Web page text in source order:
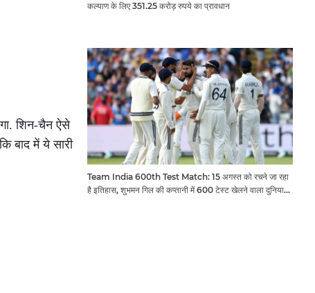
शिन-चैन ऐसे
बाद में ये सारी
कल्याण के लिए 351.25 करोड़ रुपये का प्रावधान
Team India 600th Test Match: 15 अगस्त को रचने जा रहा
है इतिहास, शुभमन गिल की कप्तानी में 600 टेस्ट खेलने वाला दुनिया